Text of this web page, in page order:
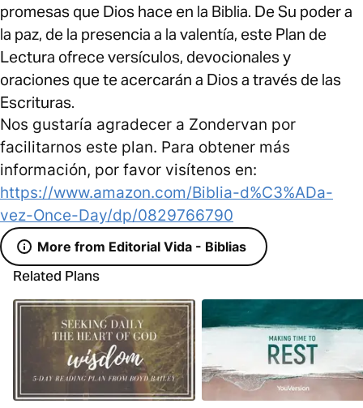
promesas que Dios hace en la Biblia. De Su poder a
la paz, de la presencia a la valentía, este Plan de
Lectura ofrece versículos, devocionales y
oraciones que te acercarán a Dios a través de las
Escrituras.
Nos gustaría agradecer a Zondervan por
facilitarnos este plan. Para obtener más
información, por favor visítenos en:
https://www.amazon.com/Biblia-d%C3%ADa-
vez-Once-Day/dp/0829766790
More from Editorial Vida - Biblias
Related Plans